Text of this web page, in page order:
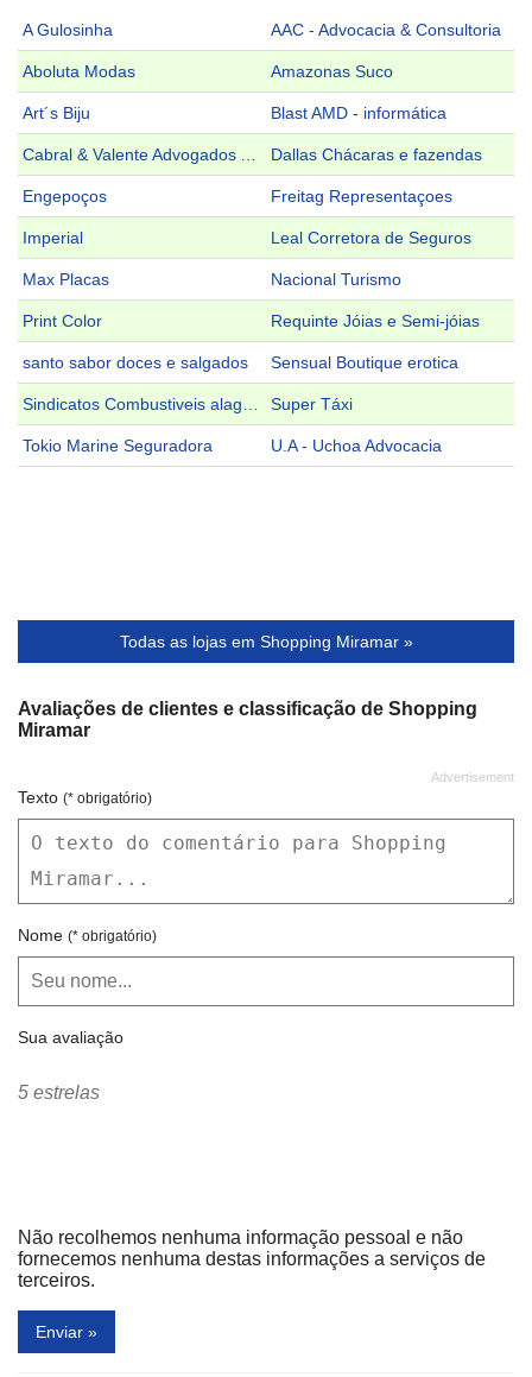
A Gulosinha AAC - Advocacia & Consultoria
Aboluta Modas Amazonas Suco
Art´s Biju Blast AMD - informática
Cabral & Valente Advogados Associados Dallas Chácaras e fazendas
Engepoços Freitag Representaçoes
Imperial Leal Corretora de Seguros
Max Placas Nacional Turismo
Print Color Requinte Jóias e Semi-jóias
santo sabor doces e salgados Sensual Boutique erotica
Sindicatos Combustiveis alagoas Super Táxi
Tokio Marine Seguradora U.A - Uchoa Advocacia
Todas as lojas em Shopping Miramar »
Avaliações de clientes e classificação de Shopping
Miramar
Texto (* obrigatório)
Nome (* obrigatório)
Sua avaliação
5 estrelas
Não recolhemos nenhuma informação pessoal e não
fornecemos nenhuma destas informações a serviços de
terceiros.
Enviar »